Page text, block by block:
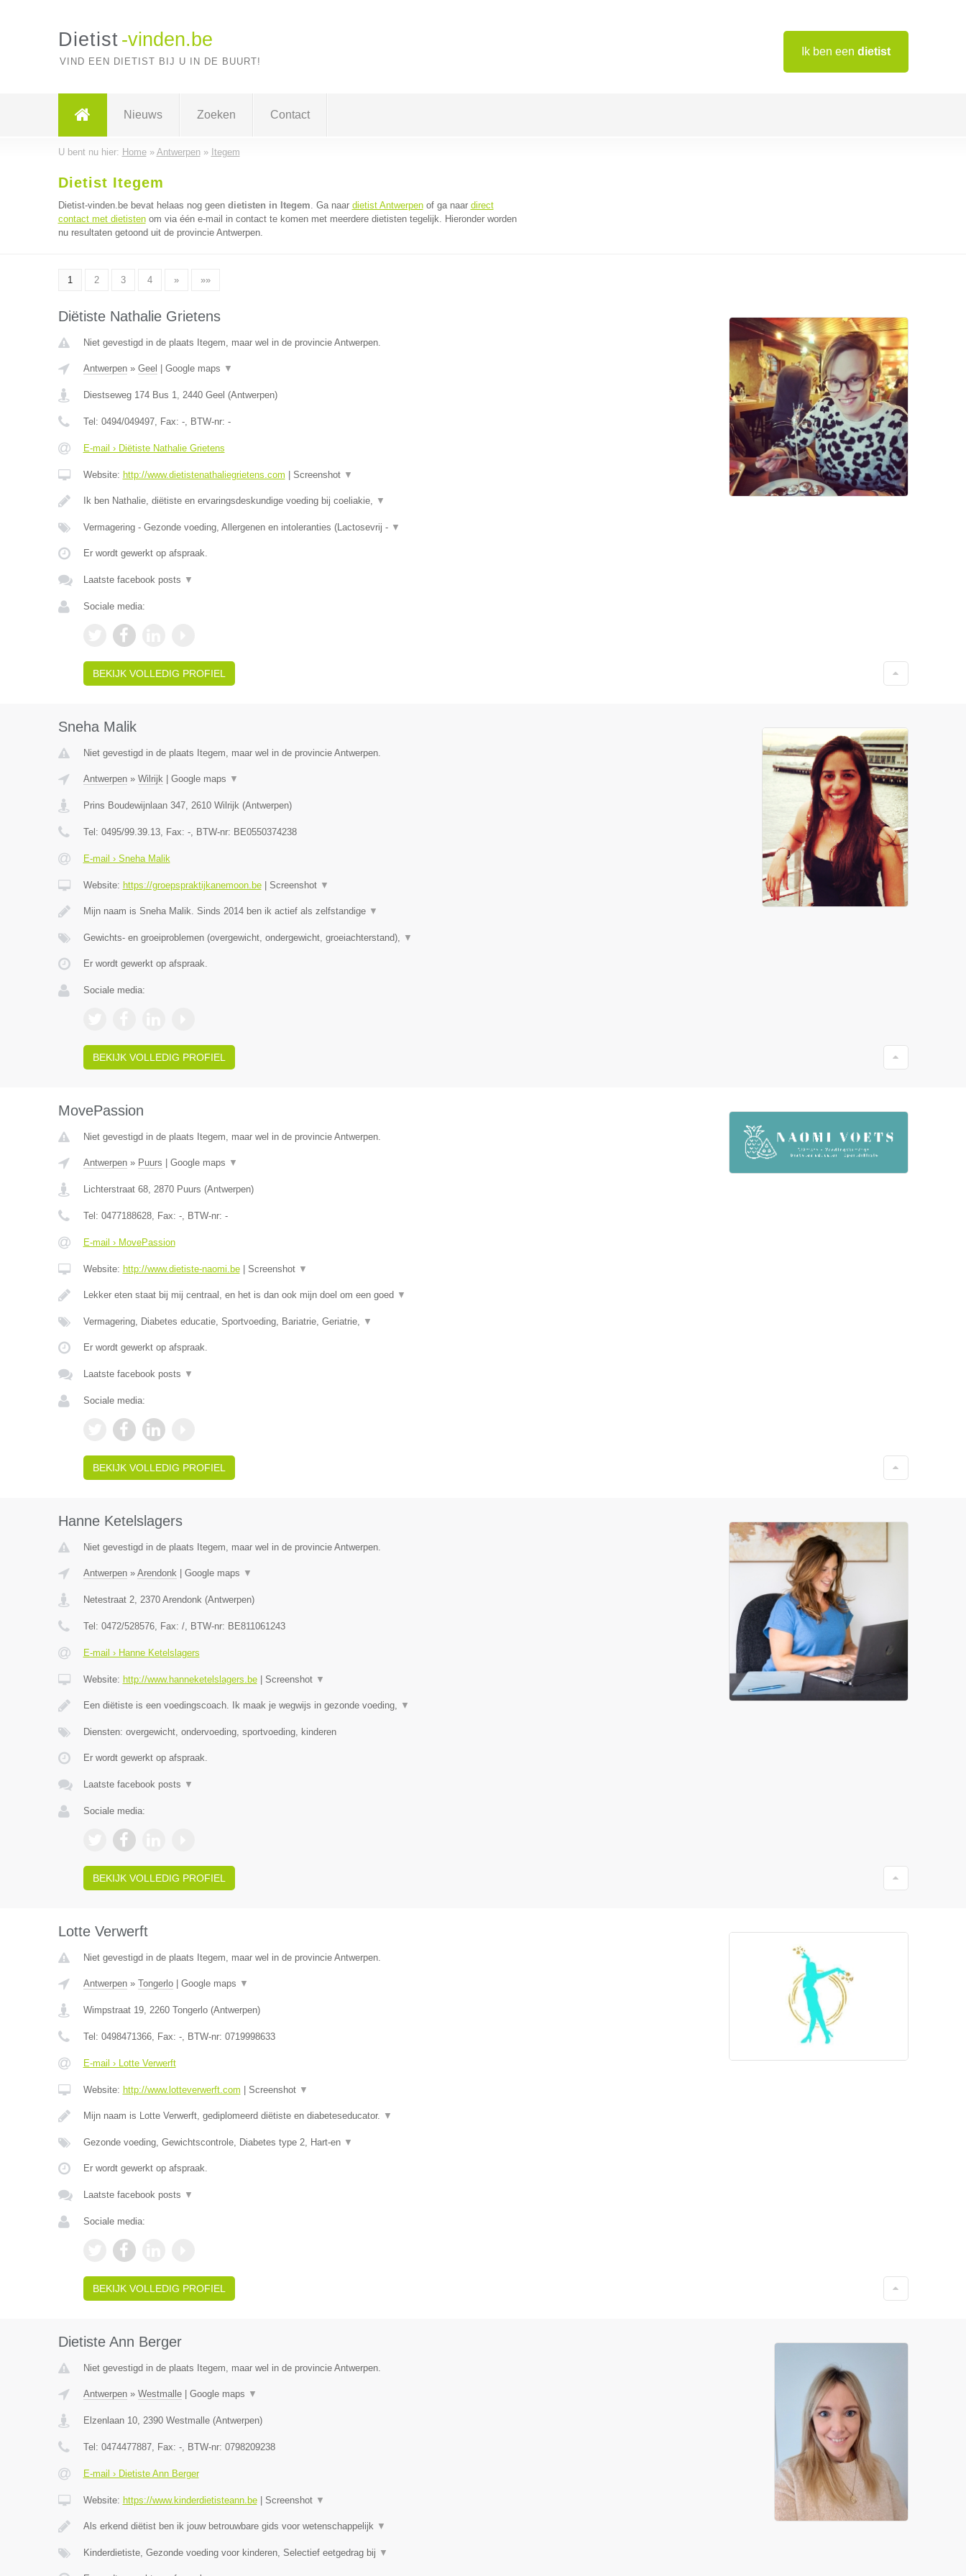
Ik ben een dietist
Dietist -vinden.be
VIND EEN DIETIST BIJ U IN DE BUURT!
Nieuws Zoeken Contact
U bent nu hier: Home» Antwerpen» Itegem
Dietist Itegem
Dietist-vinden.be bevat helaas nog geen dietisten in Itegem. Ga naar dietist Antwerpenof ga naar direct
contact met dietistenom via één e-mail in contact te komen met meerdere dietisten tegelijk. Hieronder worden
nu resultaten getoond uit de provincie Antwerpen.
1 2 3 4 » »»
Diëtiste Nathalie Grietens
Niet gevestigd in de plaats Itegem, maar wel in de provincie Antwerpen.
Antwerpen» Geel Google maps ▼
Diestseweg 174 Bus 1, 2440 Geel (Antwerpen)
Tel: 0494/049497, Fax: -, BTW-nr: -
E-mail › Diëtiste Nathalie Grietens
Website: http://www.dietistenathaliegrietens.com Screenshot ▼
Ik ben Nathalie, diëtiste en ervaringsdeskundige voeding bij coeliakie, ▼
Vermagering - Gezonde voeding, Allergenen en intoleranties (Lactosevrij - ▼
Er wordt gewerkt op afspraak.
Laatste facebook posts ▼
Sociale media:
BEKIJK VOLLEDIG PROFIEL
Sneha Malik
Niet gevestigd in de plaats Itegem, maar wel in de provincie Antwerpen.
Antwerpen» Wilrijk| Google maps ▼
Prins Boudewijnlaan 347, 2610 Wilrijk(Antwerpen)
Tel: 0495/99.39.13, Fax: -, BTW-nr: BE0550374238
E-mail › Sneha Malik
Website: https://groepspraktijkanemoon.be| Screenshot ▼
Mijn naam is Sneha Malik. Sinds 2014 ben ik actief als zelfstandige ▼
Gewichts- en groeiproblemen (overgewicht, ondergewicht, groeiachterstand), ▼
Er wordt gewerkt op afspraak.
Sociale media:
BEKIJK VOLLEDIG PROFIEL
MovePassion
Niet gevestigd in de plaats Itegem, maar wel in de provincie Antwerpen.
Antwerpen» Puurs Google maps ▼
Lichterstraat 68, 2870 Puurs (Antwerpen)
Tel: 0477188628, Fax: -, BTW-nr: -
E-mail › MovePassion
Website: http://www.dietiste-naomi.be| Screenshot ▼
Lekker eten staat bij mij centraal, en het is dan ook mijn doel om een goed ▼
Vermagering, Diabetes educatie, Sportvoeding, Bariatrie, Geriatrie, ▼
Er wordt gewerkt op afspraak.
Laatste facebook posts ▼
Sociale media:
BEKIJK VOLLEDIG PROFIEL
Hanne Ketelslagers
Niet gevestigd in de plaats Itegem, maar wel in de provincie Antwerpen.
Antwerpen» Arendonk| Google maps ▼
Netestraat 2, 2370 Arendonk(Antwerpen)
Tel: 0472/528576, Fax: /, BTW-nr: BE811061243
E-mail › Hanne Ketelslagers
Website: http://www.hanneketelslagers.be| Screenshot ▼
Een diëtiste is een voedingscoach. Ik maak je wegwijs in gezonde voeding, ▼
Diensten: overgewicht, ondervoeding, sportvoeding, kinderen
Er wordt gewerkt op afspraak.
Laatste facebook posts ▼
Sociale media:
BEKIJK VOLLEDIG PROFIEL
Lotte Verwerft
Niet gevestigd in de plaats Itegem, maar wel in de provincie Antwerpen.
Antwerpen» Tongerlo| Google maps ▼
Wimpstraat 19, 2260 Tongerlo(Antwerpen)
Tel: 0498471366, Fax: -, BTW-nr: 0719998633
E-mail › Lotte Verwerft
Website: http://www.lotteverwerft.com Screenshot ▼
Mijn naam is Lotte Verwerft, gediplomeerd diëtiste en diabeteseducator. ▼
Gezonde voeding, Gewichtscontrole, Diabetes type 2, Hart-en ▼
Er wordt gewerkt op afspraak.
Laatste facebook posts ▼
Sociale media:
BEKIJK VOLLEDIG PROFIEL
Dietiste Ann Berger
Niet gevestigd in de plaats Itegem, maar wel in de provincie Antwerpen.
Antwerpen» Westmalle| Google maps ▼
Elzenlaan 10, 2390 Westmalle(Antwerpen)
Tel: 0474477887, Fax: -, BTW-nr: 0798209238
E-mail › Dietiste Ann Berger
Website: https://www.kinderdietisteann.be| Screenshot ▼
Als erkend diëtist ben ik jouw betrouwbare gids voor wetenschappelijk ▼
Kinderdietiste, Gezonde voeding voor kinderen, Selectief eetgedrag bij ▼